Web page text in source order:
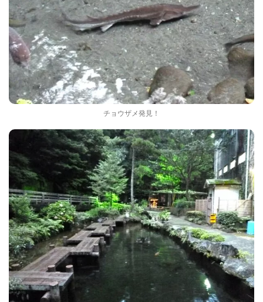
チョウザメ発見！